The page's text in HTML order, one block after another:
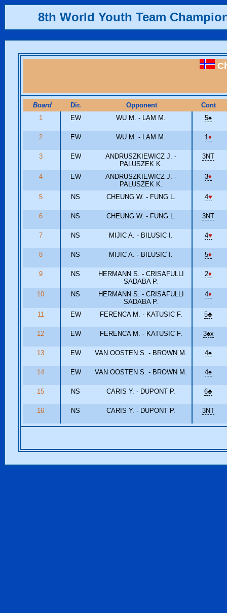
8th World Youth Team
Board Dir. Opponent
Cont
1
EW WU M. - LAM M. 5♠
2 EW WU M. - LAM M. 1♦
3 EW
ANDRUSZKIEWICZ J. -
PALUSZEK K.
3NT
4 EW
ANDRUSZKIEWICZ J. -
PALUSZEK K.
3♦
5 NS CHEUNG W. - FUNG L. 4♥
6 NS CHEUNG W. - FUNG L. 3NT
7 NS MIJIC A. - BILUSIC I. 4♥
8 NS MIJIC A. - BILUSIC I. 5♦
9 NS
HERMANN S. - CRISAFULLI
SADABA P.
2♦
10 NS
HERMANN S. - CRISAFULLI
SADABA P.
4♦
11 EW FERENCA M. - KATUSIC F. 5♣
12 EW FERENCA M. - KATUSIC F. 3♠x
13 EW VAN OOSTEN S. - BROWN M. 4♠
14 EW VAN OOSTEN S. - BROWN M. 4♠
15 NS CARIS Y. - DUPONT P. 6♣
16 NS CARIS Y. - DUPONT P. 3NT